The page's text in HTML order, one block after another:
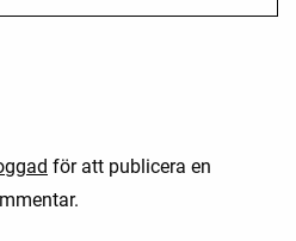
för att publicera en